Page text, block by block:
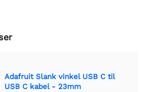
Adafruit Slank vinkel USB C til
USB C kabel - 23mm